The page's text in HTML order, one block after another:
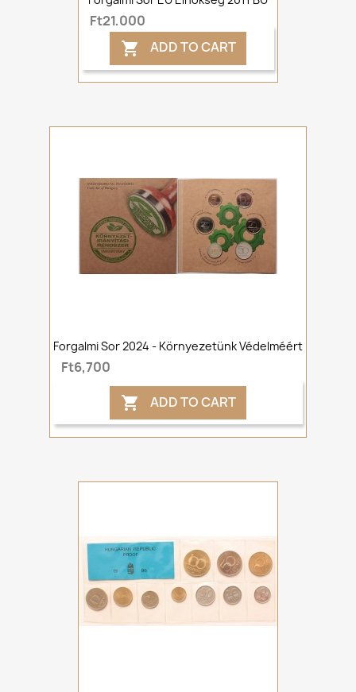
Ft21,000
 ADD TO CART
Forgalmi Sor 2024 - Környezetünk Védelméért
Ft6,700
 ADD TO CART